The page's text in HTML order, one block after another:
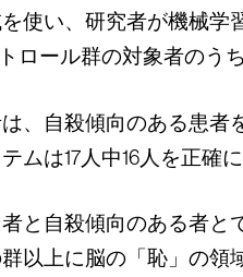
使い、研究者が機械学
ロール群の対象者のう
、自殺傾向のある患者
ムは17人中16人を正確
と自殺傾向のある者と
以上に脳の「恥」の